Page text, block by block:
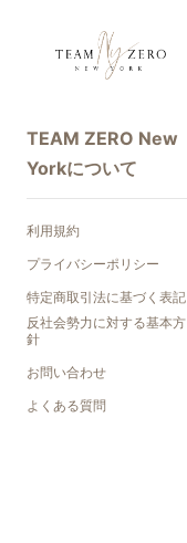
TEAM ZERO New
Yorkについて
利用規約
プライバシーポリシー
特定商取引法に基づく表記
反社会勢力に対する基本方
針
お問い合わせ
よくある質問